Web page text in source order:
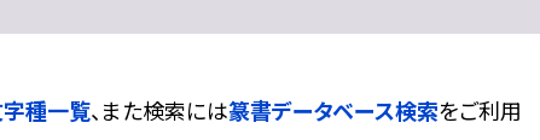
字種一覧、また検索には篆書データベース検索をご利用